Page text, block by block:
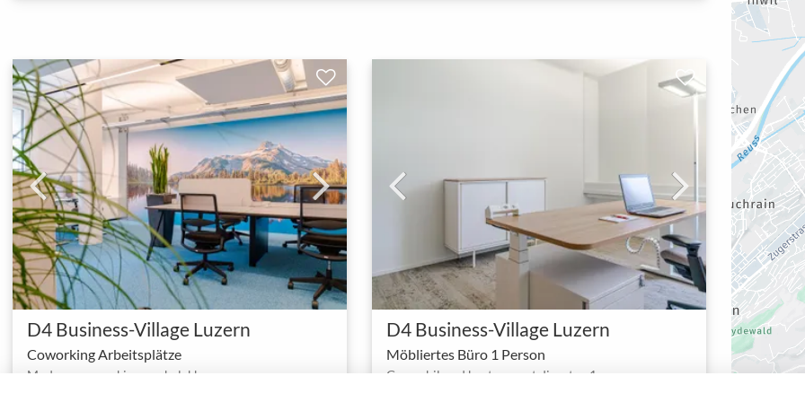
D4 Business-Village Luzern
Coworking Arbeitsplätze
Moderne coworking werkplekken
D4 Business-Village Luzern
Möbliertes Büro 1 Person
Gemeubileerd kantoor met diensten 1 persoon